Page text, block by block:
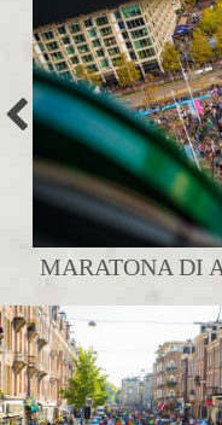
MARATONA DI